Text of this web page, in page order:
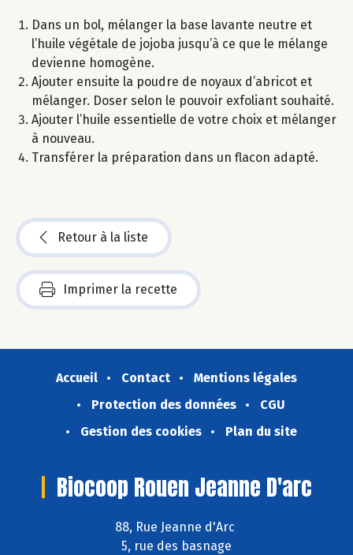
Dans un bol, mélanger la base lavante neutre et
l’huile végétale de jojoba jusqu’à ce que le mélange
devienne homogène.
Ajouter ensuite la poudre de noyaux d’abricot et
mélanger. Doser selon le pouvoir exfoliant souhaité.
Ajouter l’huile essentielle de votre choix et mélanger
à nouveau.
Transférer la préparation dans un flacon adapté.
Retour à la liste
Imprimer la recette
Accueil Contact
Mentions légales
Protection des données
CGU
Gestion des cookies
Plan du site
Biocoop Rouen Jeanne D'arc
88, Rue Jeanne d'Arc
5, rue des basnage